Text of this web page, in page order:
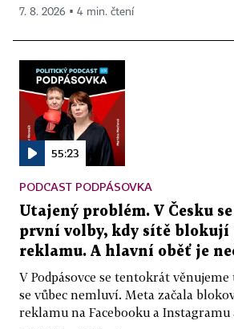
7. 8. 2026 ▪ 4 min. čtení
55:23
PODCAST PODPÁSOVKA
Utajený problém. V Česku
první volby, kdy sítě
reklamu. A hlavní oběť je
V Podpásovce se tentokrát
se vůbec nemluví. Meta začala
reklamu na Facebooku a Instagramu